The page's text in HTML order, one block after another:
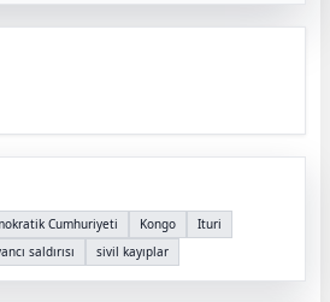
Cumhuriyeti Kongo
Ituri
saldırısı sivil kayıplar